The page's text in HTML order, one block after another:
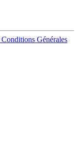
Conditions Générales